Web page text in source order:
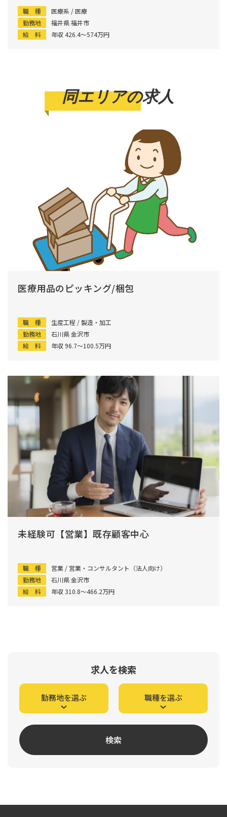
職 種
医療系 / 医療
勤務地
福井県 福井市
給 料
年収 426.4〜574万円
同エリアの求人
医療用品のピッキング/梱包
職 種
生産工程 / 製造・加工
勤務地
石川県 金沢市
給 料
年収 96.7〜100.5万円
未経験可【営業】既存顧客中心
職 種
営業 / 営業・コンサルタント（法人向け）
勤務地
石川県 金沢市
給 料
年収 310.8〜466.2万円
求人を検索
勤務地を選ぶ 職種を選ぶ
検索